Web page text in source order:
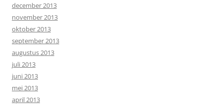
december 2013
november 2013
oktober 2013
september 2013
augustus 2013
juli 2013
juni 2013
mei 2013
april 2013